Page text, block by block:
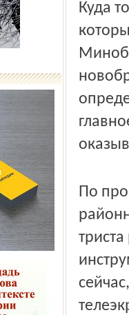
Куда
По